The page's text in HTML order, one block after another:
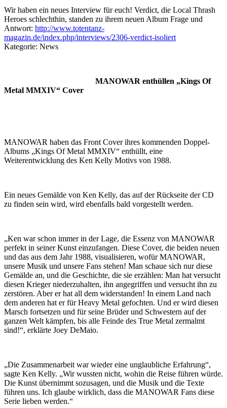
Wir haben ein neues Interview für euch! Verdict, die Local Thrash
Heroes schlechthin, standen zu ihrem neuen Album Frage und
Antwort: http://www.totentanz-
magazin.de/index.php/interviews/2306-verdict-isoliert
Kategorie: News
MANOWAR enthüllen „Kings Of
Metal MMXIV“ Cover
MANOWAR haben das Front Cover ihres kommenden Doppel-
Albums „Kings Of Metal MMXIV“ enthüllt, eine
Weiterentwicklung des Ken Kelly Motivs von 1988.
Ein neues Gemälde von Ken Kelly, das auf der Rückseite der CD
zu finden sein wird, wird ebenfalls bald vorgestellt werden.
„Ken war schon immer in der Lage, die Essenz von MANOWAR
perfekt in seiner Kunst einzufangen. Diese Cover, die beiden neuen
und das aus dem Jahr 1988, visualisieren, wofür MANOWAR,
unsere Musik und unsere Fans stehen! Man schaue sich nur diese
Gemälde an, und die Geschichte, die sie erzählen: Man hat versucht
diesen Krieger niederzuhalten, ihn angegriffen und versucht ihn zu
zerstören. Aber er hat all dem widerstanden! In einem Land nach
dem anderen hat er für Heavy Metal gefochten. Und er wird diesen
Marsch fortsetzen und für seine Brüder und Schwestern auf der
ganzen Welt kämpfen, bis alle Feinde des True Metal zermalmt
sind!“, erklärte Joey DeMaio.
„Die Zusammenarbeit war wieder eine unglaubliche Erfahrung“,
sagte Ken Kelly. „Wir wussten nicht, wohin die Reise führen würde.
Die Kunst übernimmt sozusagen, und die Musik und die Texte
führen uns. Ich glaube wirklich, dass die MANOWAR Fans diese
Serie lieben werden.“